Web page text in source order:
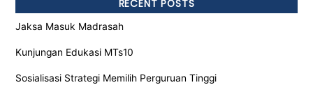
RECENT POSTS
Jaksa Masuk Madrasah
Kunjungan Edukasi MTs10
Sosialisasi Strategi Memilih Perguruan Tinggi